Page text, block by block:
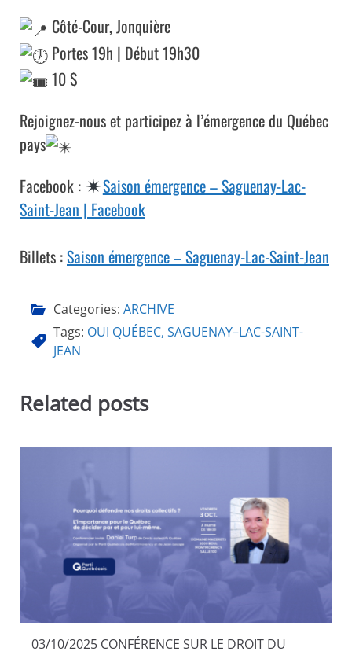
Côté-Cour, Jonquière
Portes 19h | Début 19h30
10 $
Rejoignez-nous et participez à l’émergence du Québec
pays
Facebook :
Saison émergence – Saguenay-Lac-
Saint-Jean | Facebook
Billets :Saison émergence – Saguenay-Lac-Saint-Jean
Categories: ARCHIVE
Tags: OUI QUÉBEC, SAGUENAY–LAC-SAINT-
JEAN
Related posts
03/10/2025 CONFÉRENCE SUR LE DROIT DU